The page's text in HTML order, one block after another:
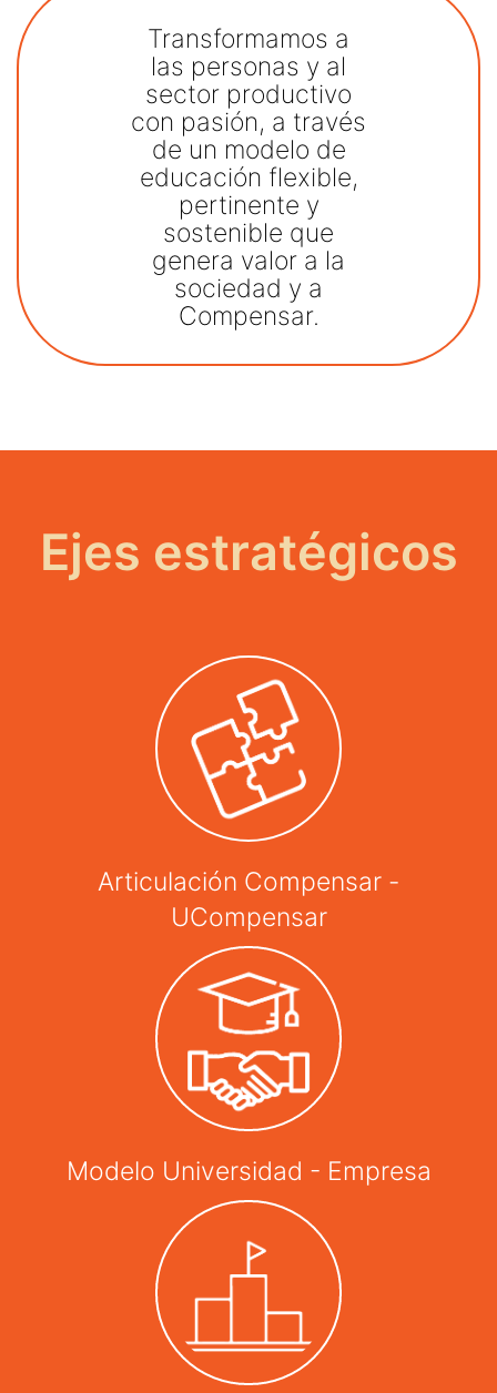
Transformamos a
las personas y al
sector productivo
con pasión, a través
de un modelo de
educación flexible,
pertinente y
sostenible que
genera valor a la
sociedad y a
Compensar.
Ejes estratégicos
Articulación Compensar -
UCompensar
Modelo Universidad - Empresa